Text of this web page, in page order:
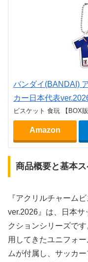
バンダイ(BANDAI)
カー日本代表
ビスケット 食玩 【BOX
Amazon
商品概要と基本ス
『アクリルチャーム
ver.2026』は、日本
クションシリーズで
用してきたユニフォ
ムが付属し、サッカ